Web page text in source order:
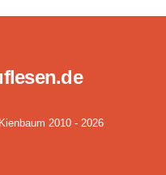
2010 - 2026